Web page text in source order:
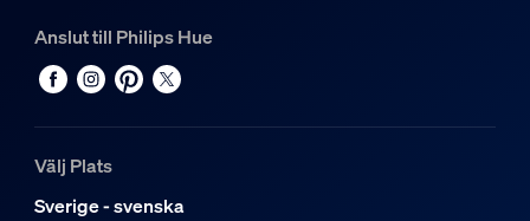
Hållbarhet
Extra funktion/tillbehör medföljer.
Anslut till Philips Hue
Välj Plats
Sverige - svenska